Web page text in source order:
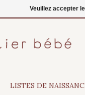
LISTES DE
Veuillez accepter